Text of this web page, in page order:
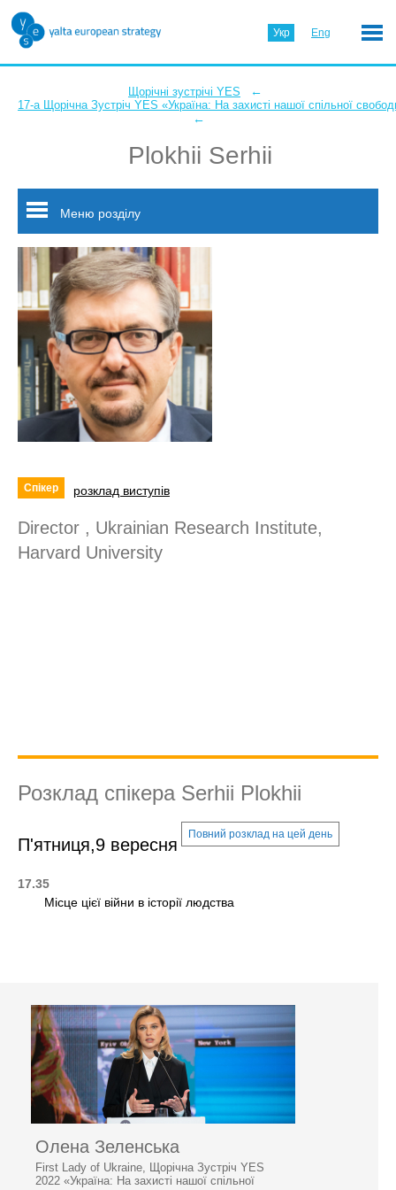
Укр Eng
Щорічні зустрічі YES ←
17-а Щорічна Зустріч YES «Україна: На захисті нашої спільної
←
Plokhii Serhii
Меню розділу
Спікер розклад виступів
Director , Ukrainian Research Institute,
Harvard University
Розклад спікера Serhii Plokhii
П'ятниця,9 вересня
Повний розклад на цей день
17.35
Місце цієї війни в історії людства
Олена Зеленська
First Lady of Ukraine, Щорічна Зустріч YES
2022 «Україна: На захисті нашої спільної